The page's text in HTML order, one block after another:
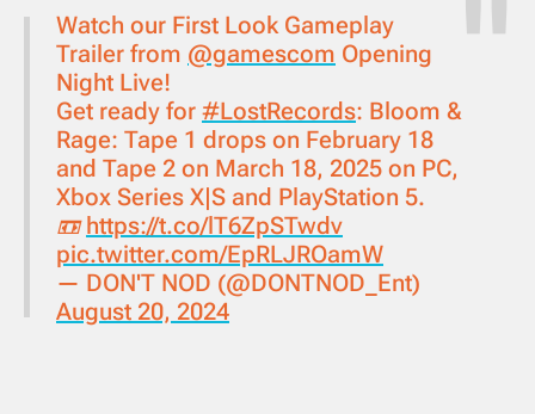
Watch our First Look Gameplay
Trailer from @gamescom Opening
Night Live!
Get ready for #LostRecords: Bloom &
Rage: Tape 1 drops on February 18
and Tape 2 on March 18, 2025 on PC,
Xbox Series X|S and PlayStation 5.
📼https://t.co/lT6ZpSTwdv
pic.twitter.com/EpRLJROamW
— DON'T NOD (@DONTNOD_Ent)
August 20, 2024